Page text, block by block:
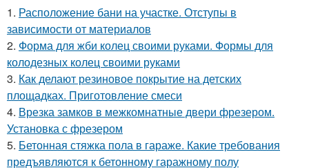
1. Расположение бани на участке. Отступы в
зависимости от материалов
2. Форма для жби колец своими руками. Формы для
колодезных колец своими руками
3. Как делают резиновое покрытие на детских
площадках. Приготовление смеси
4. Врезка замков в межкомнатные двери фрезером.
Установка с фрезером
5. Бетонная стяжка пола в гараже. Какие требования
предъявляются к бетонному гаражному полу